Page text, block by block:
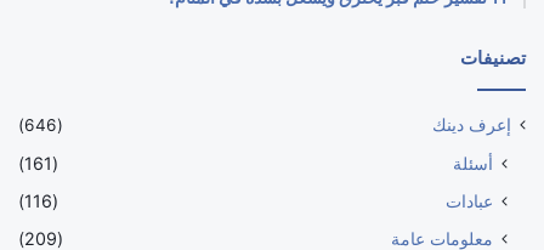
تصنيفات
إعرف دينك (646)
أسئلة
(161)
عبادات
(116)
معلومات عامة
(209)